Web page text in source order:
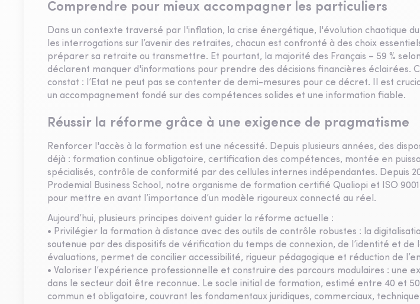
Comprendre pour mieux accompagner les particuliers
Dans un contexte traversé par l'inflation, la crise énergétique, l'évolution chaotique
les interrogations sur l’avenir des retraites, chacun est confronté à des choix
préparer sa retraite ou transmettre. Et pourtant, la majorité des Français – 59 %
déclarent manquer d'informations pour prendre des décisions financières éclairées.
constat : l’Etat ne peut pas se contenter de demi-mesures pour ce décret. Il est
un accompagnement fondé sur des compétences solides et une information fiable.
Réussir la réforme grâce à une exigence de pragmatisme
Renforcer l'accès à la formation est une nécessité. Depuis plusieurs années, des
déjà : formation continue obligatoire, certification des compétences, montée en
spécialisés, contrôle de conformité par des cellules internes indépendantes. Depuis
Prodemial Business School, notre organisme de formation certifié Qualiopi et ISO
pour mettre en avant l’importance d’un modèle rigoureux connecté au réel.
Aujourd’hui, plusieurs principes doivent guider la réforme actuelle :
• Privilégier la formation à distance avec des outils de contrôle robustes : la
soutenue par des dispositifs de vérification du temps de connexion, de l’identité et de
évaluations, permet de concilier accessibilité, rigueur pédagogique et réduction de
• Valoriser l’expérience professionnelle et construire des parcours modulaires : une
dans le secteur doit être reconnue. Le socle initial de formation, estimé entre 40 et
commun et obligatoire, couvrant les fondamentaux juridiques, commerciaux,